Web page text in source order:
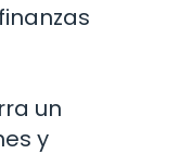
un
y